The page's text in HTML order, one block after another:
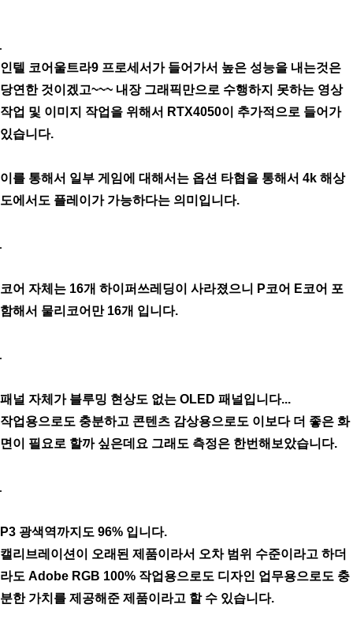
인텔 코어울트라9 프로세서가 들어가서 높은 성능을 내는것은
당연한 것이겠고~~~ 내장 그래픽만으로 수행하지 못하는 영상
작업 및 이미지 작업을 위해서 RTX4050이 추가적으로 들어가
있습니다.
이를 통해서 일부 게임에 대해서는 옵션 타협을 통해서 4k 해상
도에서도 플레이가 가능하다는 의미입니다.
코어 자체는 16개 하이퍼쓰레딩이 사라졌으니 P코어 E코어 포
함해서 물리코어만 16개 입니다.
패널 자체가 블루밍 현상도 없는 OLED 패널입니다...
작업용으로도 충분하고 콘텐츠 감상용으로도 이보다 더 좋은 화
면이 필요로 할까 싶은데요 그래도 측정은 한번해보았습니다.
P3 광색역까지도 96% 입니다.
캘리브레이션이 오래된 제품이라서 오차 범위 수준이라고 하더
라도 Adobe RGB 100% 작업용으로도 디자인 업무용으로도 충
분한 가치를 제공해준 제품이라고 할 수 있습니다.